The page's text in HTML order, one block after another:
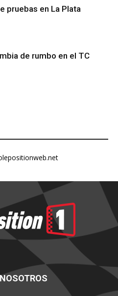
pruebas en La Plata
de rumbo en el TC